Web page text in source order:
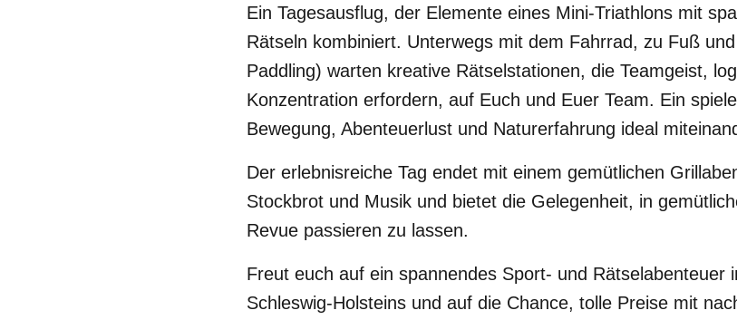
Ein Tagesausflug, der Elemente eines Mini-Triathlons mit
Rätseln kombiniert. Unterwegs mit dem Fahrrad, zu Fuß
Paddling) warten kreative Rätselstationen, die Teamgeist,
Konzentration erfordern, auf Euch und Euer Team. Ein
Bewegung, Abenteuerlust und Naturerfahrung ideal
Der erlebnisreiche Tag endet mit einem gemütlichen
Stockbrot und Musik und bietet die Gelegenheit, in
Revue passieren zu lassen.
Freut euch auf ein spannendes Sport- und Rätselabenteuer
Schleswig-Holsteins und auf die Chance, tolle Preise mit